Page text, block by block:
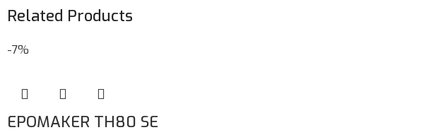
Related Products
-7%
EPOMAKER TH80 SE